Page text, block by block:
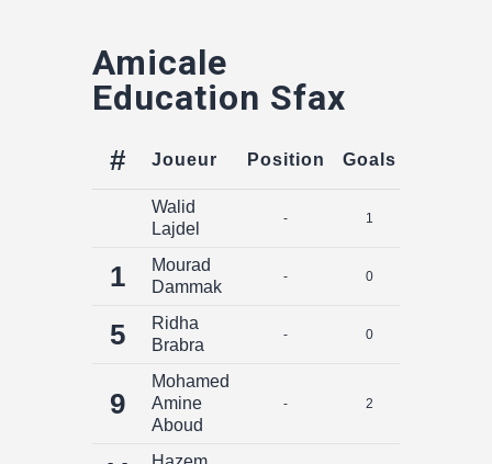
Amicale
Education Sfax
# Joueur Position Goals
Walid
Lajdel
- 1
1
Mourad
Dammak
- 0
5
Ridha
Brabra
- 0
9
Mohamed
Amine
Aboud
- 2